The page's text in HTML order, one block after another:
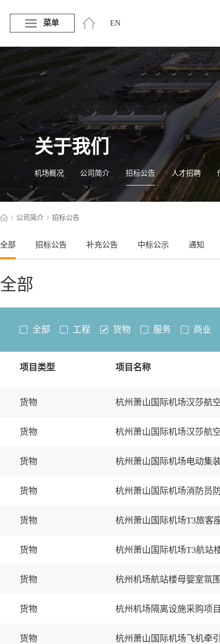
菜单 EN
关于我们
机场概况 公司简介 招标公告 人才招聘
公司简介 招标公告
全部 招标公告 补充公告 中标公示 通知
全部
全部 工程 货物 服务 商业
项目类型 项目名称
货物
货物 杭州萧山国际机场汉莎航
货物 杭州萧山国际机场电动集
货物 杭州萧山国际机场消防员
货物 杭州萧山国际机场T3旅客
货物 杭州萧山国际机场T3航站
货物 杭州机场航站楼母婴室氛
货物 杭州机场隔离设施采购项
货物 杭州萧山国际机场飞机牵